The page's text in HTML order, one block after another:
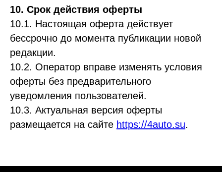
10. Срок действия оферты
10.1. Настоящая оферта действует
бессрочно до момента публикации новой
редакции.
10.2. Оператор вправе изменять условия
оферты без предварительного
уведомления пользователей.
10.3. Актуальная версия оферты
размещается на сайте https://4auto.su.